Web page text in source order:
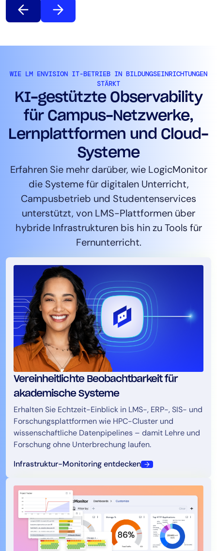
WIE LM ENVISION IT-BETRIEB IN BILDUNGSEINRICHTUNGEN
STÄRKT
KI-gestützte Observability
für Campus-Netzwerke,
Lernplattformen und Cloud-
Systeme
Erfahren Sie mehr darüber, wie LogicMonitor
die Systeme für digitalen Unterricht,
Campusbetrieb und Studentenservices
unterstützt, von LMS-Plattformen über
hybride Infrastrukturen bis hin zu Tools für
Fernunterricht.
Vereinheitlichte Beobachtbarkeit für
akademische Systeme
Erhalten Sie Echtzeit-Einblick in LMS-, ERP-, SIS- und
Forschungsplattformen wie HPC-Cluster und
wissenschaftliche Datenpipelines – damit Lehre und
Forschung ohne Unterbrechung laufen.
Infrastruktur-Monitoring entdecken